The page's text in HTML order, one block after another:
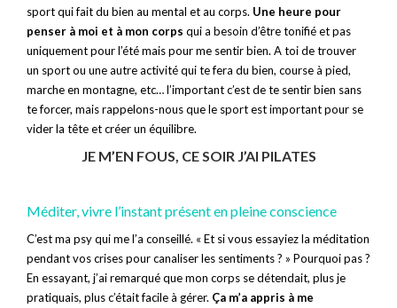
sport qui fait du bien au mental et au corps. Une heure pour
penser à moi et à mon corps qui a besoin d’être tonifié et pas
uniquement pour l’été mais pour me sentir bien. A toi de trouver
un sport ou une autre activité qui te fera du bien, course à pied,
marche en montagne, etc… l’important c’est de te sentir bien sans
te forcer, mais rappelons-nous que le sport est important pour se
vider la tête et créer un équilibre.
JE M’EN FOUS, CE SOIR J’AI PILATES
Méditer, vivre l’instant présent en pleine conscience
C’est ma psy qui me l’a conseillé. « Et si vous essayiez la méditation
pendant vos crises pour canaliser les sentiments ? » Pourquoi pas ?
En essayant, j’ai remarqué que mon corps se détendait, plus je
pratiquais, plus c’était facile à gérer. Ça m’a appris à me